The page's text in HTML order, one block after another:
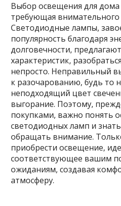
Выбор освещения для дома
требующая внимательного
Светодиодные лампы,
популярность благодаря
долговечности,
характеристик,
непросто. Неправильный
к разочарованию, будь то
неподходящий цвет
выгорание. Поэтому,
покупками, важно понять
светодиодных ламп и
обращать внимание.
приобрести освещение,
соответствующее вашим
ожиданиям, создавая
атмосферу.